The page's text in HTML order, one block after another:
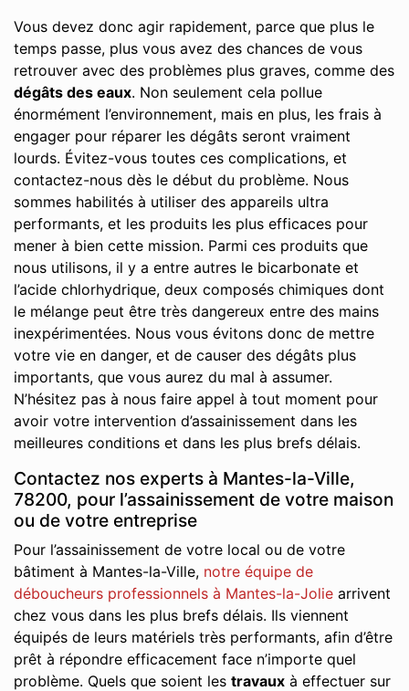
Vous devez donc agir rapidement, parce que plus le
temps passe, plus vous avez des chances de vous
retrouver avec des problèmes plus graves, comme des
dégâts des eaux. Non seulement cela pollue
énormément l’environnement, mais en plus, les frais à
engager pour réparer les dégâts seront vraiment
lourds. Évitez-vous toutes ces complications, et
contactez-nous dès le début du problème. Nous
sommes habilités à utiliser des appareils ultra
performants, et les produits les plus efficaces pour
mener à bien cette mission. Parmi ces produits que
nous utilisons, il y a entre autres le bicarbonate et
l’acide chlorhydrique, deux composés chimiques dont
le mélange peut être très dangereux entre des mains
inexpérimentées. Nous vous évitons donc de mettre
votre vie en danger, et de causer des dégâts plus
importants, que vous aurez du mal à assumer.
N’hésitez pas à nous faire appel à tout moment pour
avoir votre intervention d’assainissement dans les
meilleures conditions et dans les plus brefs délais.
Contactez nos experts à Mantes-la-Ville,
78200, pour l’assainissement de votre maison
ou de votre entreprise
Pour l’assainissement de votre local ou de votre
bâtiment à Mantes-la-Ville, notre équipe de
déboucheurs professionnels à Mantes-la-Jolie arrivent
chez vous dans les plus brefs délais. Ils viennent
équipés de leurs matériels très performants, afin d’être
prêt à répondre efficacement face n’importe quel
problème. Quels que soient les travaux à effectuer sur